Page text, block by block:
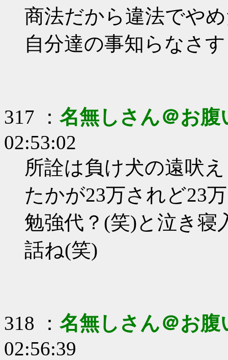
商法だから違法でや
自分達の事知らなさ
317 ： 名無しさん＠お腹
02:53:02
所詮は負け犬の遠吠
たかが23万されど23
勉強代？(笑)と泣き寝
話ね(笑)
318 ： 名無しさん＠お腹
02:56:39